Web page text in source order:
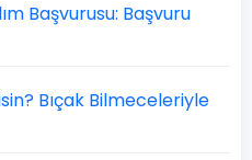
Başvurusu: Başvuru
Bıçak Bilmeceleriyle